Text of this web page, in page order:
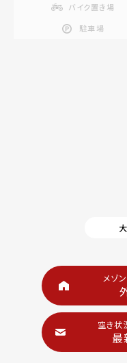
バイク置き場
駐車場
メゾ
空き状
最